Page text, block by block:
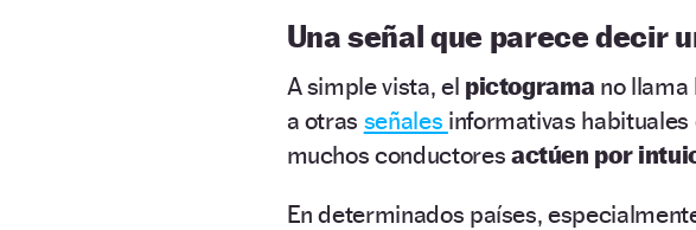
Una señal que parece decir
A simple vista, el pictograma no llama
a otras señales informativas habituales
muchos conductores actúen por
En determinados países,